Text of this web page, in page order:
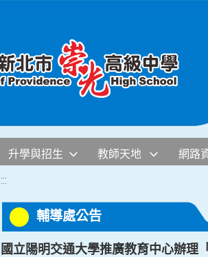
升學與招生 教師天地 網路
:::
輔導處公告
國立陽明交通大學推廣教育中心辦理